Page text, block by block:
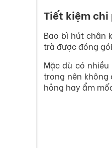
Tiết kiệm chi
Bao bì hút chân
trà được đóng
Mặc dù có
trong nên không
hỏng hay ẩm